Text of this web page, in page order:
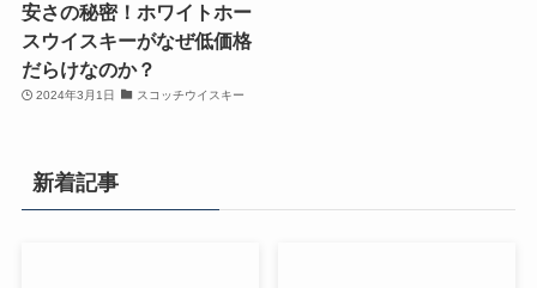
安さの秘密！ホワイトホー
スウイスキーがなぜ低価格
だらけなのか？
2024年3月1日 スコッチウイスキー
新着記事